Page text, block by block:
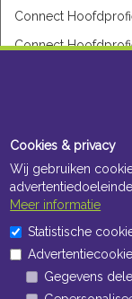
Connect
Connect
Connect Modular
Connect One Profiel
Connect Shadow-
Cookies & privacy
Wij gebruiken
Meer informatie
Statistische
Gegevens